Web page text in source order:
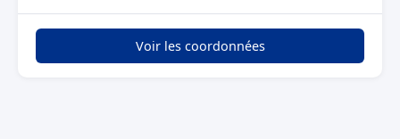
Voir les coordonnées